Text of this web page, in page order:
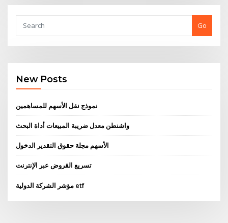
Go
New Posts
نموذج نقل الأسهم للمساهمين
واشنطن معدل ضريبة المبيعات أداة البحث
الأسهم مجلة حقوق التقدير الدخول
تسريع القروض عبر الإنترنت
مؤشر الشركة الدولية etf